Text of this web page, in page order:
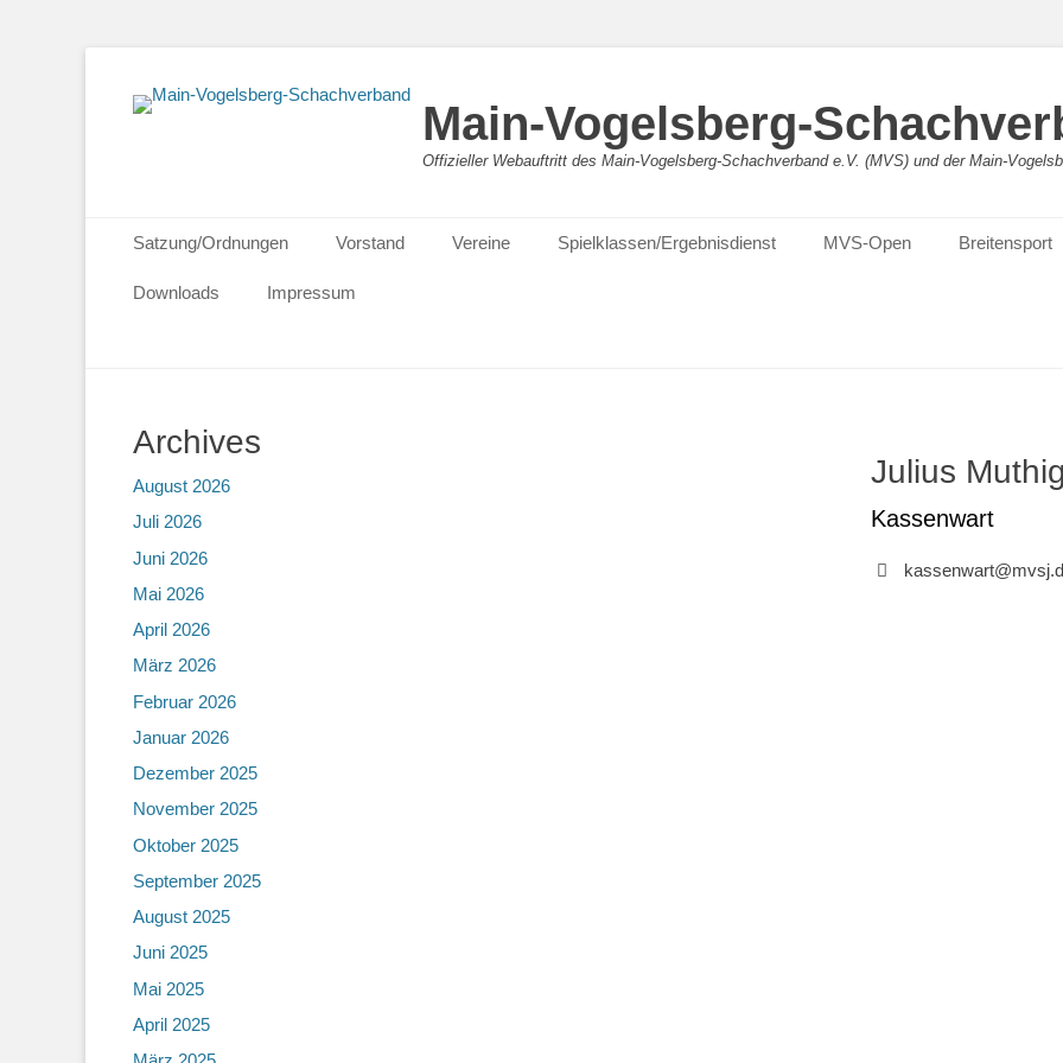
Main-Vogelsberg-
Offizieller Webauftritt des Main-Vogelsberg-Schachverband e.V. (MVS) und der Main-
Primäres Menü
Inhalt
springen
Satzung/Ordnungen Vorstand Vereine Spielklassen/Ergebnisdienst MVS-Open Breitensport
Downloads Impressum
Julius
Kassenwart
Archives
August 2026
Juli 2026
Juni 2026
Mai 2026
April 2026
März 2026
Februar 2026
Januar 2026
Dezember 2025
November 2025
Oktober 2025
September 2025
August 2025
Juni 2025
Mai 2025
April 2025